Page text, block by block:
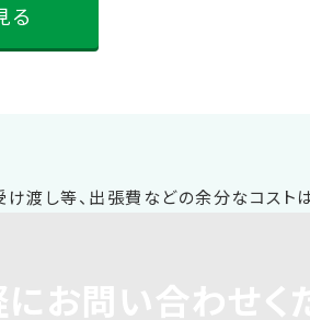
る